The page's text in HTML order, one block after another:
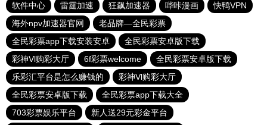
软件中心
雷霆加速 狂飙加速器 哔咔漫画
快鸭VPN
海外npv加速器官网
老品牌—全民彩票
全民彩票app下载安装安卓
全民彩票安卓版下载
彩神Vl购彩大厅
6f彩票welcome
全民彩票安卓版下载
乐彩汇平台是怎么赚钱的
彩神Vl购彩大厅
全民彩票安卓版下载
全民彩票app下载大全
703彩票娱乐平台
新人送29元彩金平台